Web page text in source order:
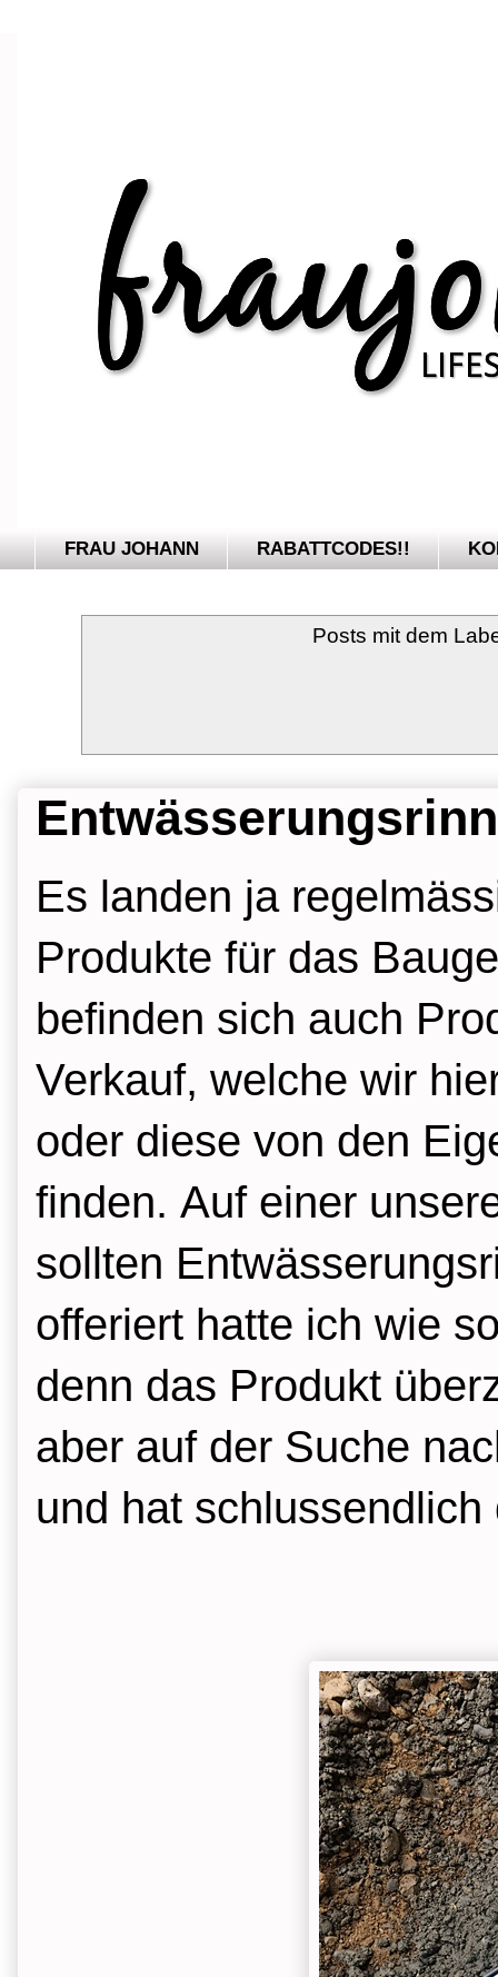
FRAU JOHANN RABATTCODES!!
Posts mit dem
Es landen ja
Produkte für das
befinden sich auch
Verkauf, welche wir
oder diese von den
finden. Auf einer
sollten
offeriert hatte ich wie
denn das Produkt
aber auf der Suche
und hat